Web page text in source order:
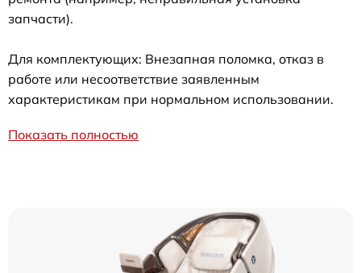
запчасти).
Для комплектующих: Внезапная поломка, отказ в
работе или несоответствие заявленным
характеристикам при нормальном использовании.
Показать полностью